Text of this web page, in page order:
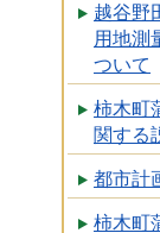
越谷野
用地測
ついて
柿木町
関する
都市計
柿木町